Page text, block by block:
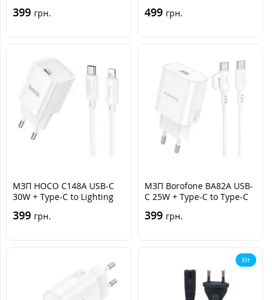
399 грн. 499 грн.
МЗП HOCO C148A USB-C
30W + Type-C to Lighting
399 грн.
МЗП Borofone BA82A USB-
C 25W + Type-C to Type-C
399 грн.
Хіт